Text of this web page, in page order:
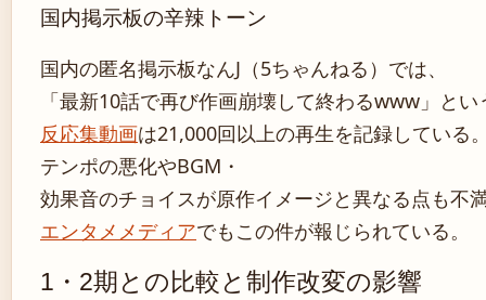
国内掲示板の辛辣トーン
国内の匿名掲示板なんJ（5ちゃんねる）では、
「最新10話で再び作画崩壊して終わるwww」と
反応集動画は21,000回以上の再生を記録している
テンポの悪化やBGM・
効果音のチョイスが原作イメージと異なる点も不
エンタメメディアでもこの件が報じられている。
1・2期との比較と制作改変の影響